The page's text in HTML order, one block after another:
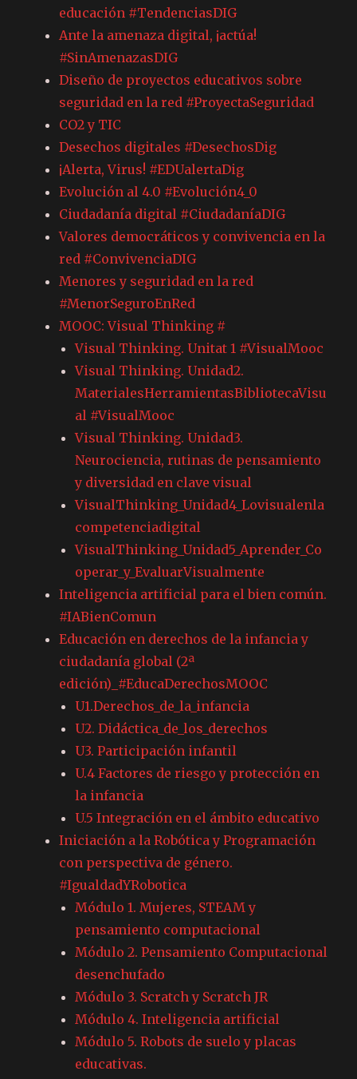
educación #TendenciasDIG
Ante la amenaza digital, ¡actúa!
#SinAmenazasDIG
Diseño de proyectos educativos sobre
seguridad en la red #ProyectaSeguridad
CO2 y TIC
Desechos digitales #DesechosDig
¡Alerta, Virus! #EDUalertaDig
Evolución al 4.0 #Evolución4_0
Ciudadanía digital #CiudadaníaDIG
Valores democráticos y convivencia en la
red #ConvivenciaDIG
Menores y seguridad en la red
#MenorSeguroEnRed
MOOC: Visual Thinking #
Visual Thinking. Unitat 1 #VisualMooc
Visual Thinking. Unidad2.
MaterialesHerramientasBibliotecaVisu
al #VisualMooc
Visual Thinking. Unidad3.
Neurociencia, rutinas de pensamiento
y diversidad en clave visual
VisualThinking_Unidad4_Lovisualenla
competenciadigital
VisualThinking_Unidad5_Aprender_Co
operar_y_EvaluarVisualmente
Inteligencia artificial para el bien común.
#IABienComun
Educación en derechos de la infancia y
ciudadanía global (2ª
edición)_#EducaDerechosMOOC
U1.Derechos_de_la_infancia
U2. Didáctica_de_los_derechos
U3. Participación infantil
U.4 Factores de riesgo y protección en
la infancia
U.5 Integración en el ámbito educativo
Iniciación a la Robótica y Programación
con perspectiva de género.
#IgualdadYRobotica
Módulo 1. Mujeres, STEAM y
pensamiento computacional
Módulo 2. Pensamiento Computacional
desenchufado
Módulo 3. Scratch y Scratch JR
Módulo 4. Inteligencia artificial
Módulo 5. Robots de suelo y placas
educativas.